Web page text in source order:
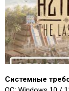
Системные